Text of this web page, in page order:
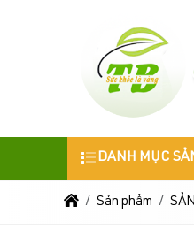
DANH MỤC
Sản phẩm